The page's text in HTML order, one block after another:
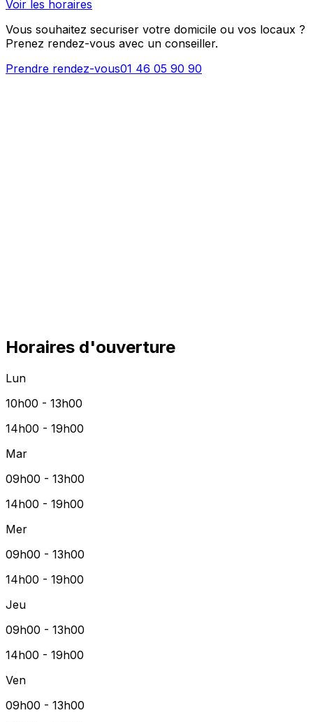
Voir les horaires
Vous souhaitez securiser votre domicile ou vos locaux ?
Prenez rendez-vous avec un conseiller.
Prendre rendez-vous01 46 05 90 90
Horaires d'ouverture
Lun
10h00 - 13h00
14h00 - 19h00
Mar
09h00 - 13h00
14h00 - 19h00
Mer
09h00 - 13h00
14h00 - 19h00
Jeu
09h00 - 13h00
14h00 - 19h00
Ven
09h00 - 13h00